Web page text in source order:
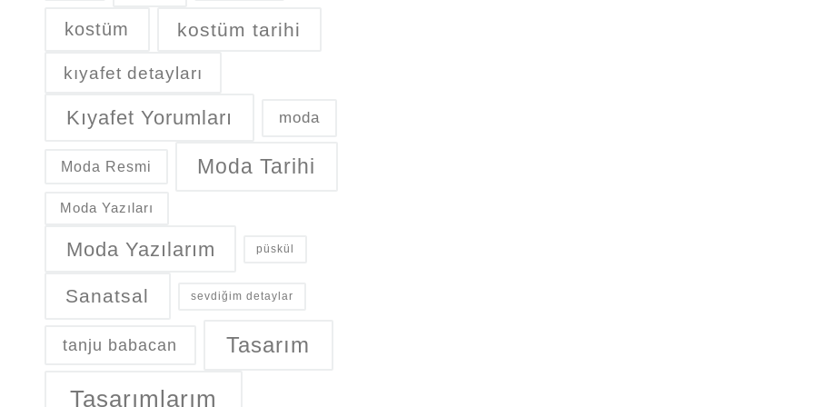
kostüm kostüm tarihi
kıyafet detayları
Kıyafet Yorumları moda
Moda Resmi Moda Tarihi
Moda Yazıları
Moda Yazılarım püskül
Sanatsal sevdiğim detaylar
tanju babacan Tasarım
Tasarımlarım